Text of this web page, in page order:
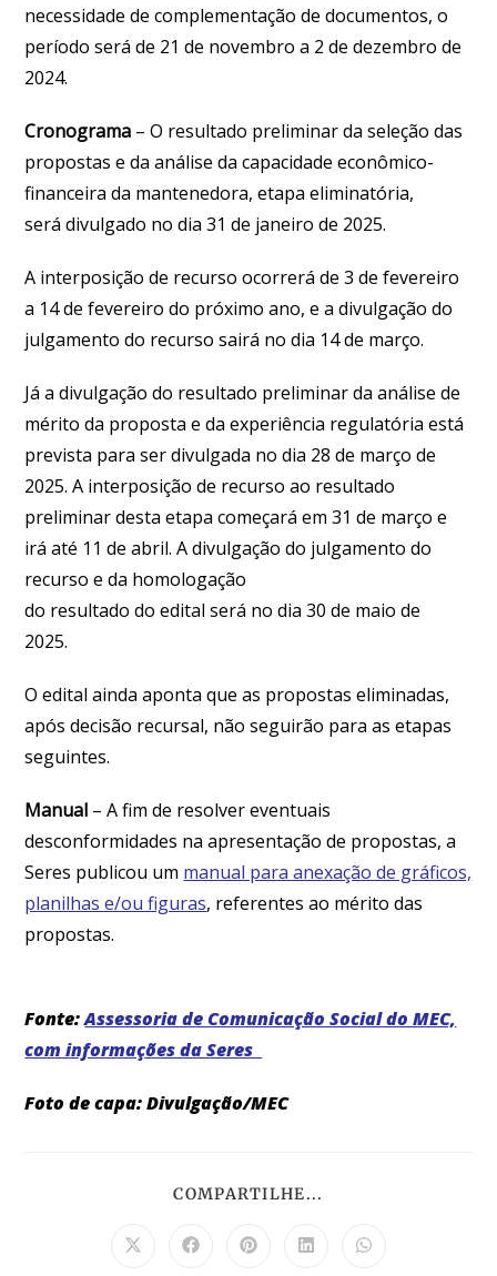
necessidade de complementação de documentos, o
período será de 21 de novembro a 2 de dezembro de
2024.
Cronograma – O resultado preliminar da seleção das
propostas e da análise da capacidade econômico-
financeira da mantenedora, etapa eliminatória,
será divulgado no dia 31 de janeiro de 2025.
A interposição de recurso ocorrerá de 3 de fevereiro
a 14 de fevereiro do próximo ano, e a divulgação do
julgamento do recurso sairá no dia 14 de março.
Já a divulgação do resultado preliminar da análise de
mérito da proposta e da experiência regulatória está
prevista para ser divulgada no dia 28 de março de
2025. A interposição de recurso ao resultado
preliminar desta etapa começará em 31 de março e
irá até 11 de abril. A divulgação do julgamento do
recurso e da homologação
do resultado do edital será no dia 30 de maio de
2025.
O edital ainda aponta que as propostas eliminadas,
após decisão recursal, não seguirão para as etapas
seguintes.
Manual – A fim de resolver eventuais
desconformidades na apresentação de propostas, a
Seres publicou um manual para anexação de gráficos,
planilhas e/ou figuras, referentes ao mérito das
propostas.
Fonte: Assessoria de Comunicação Social do MEC,
com informações da Seres
Foto de capa: Divulgação/MEC
COMPARTILHE...